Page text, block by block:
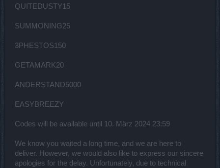
QUITEDUSTY15
SUMMONING25
3PHESTOS150
GETAMARK20
ANDERSTAND5000
EASYBREEZY
Codes will be available until 10. März 2024 23:59
We know you waited a long time, and we are here to
deliver. However, we would also like to express our sincere
apologies for the delay. Unfortunately, due to technical